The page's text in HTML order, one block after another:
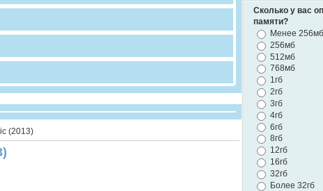
(2013)
Сколько у вас
памяти?
Менее 256мб
256мб
512мб
768мб
1гб
2гб
3гб
4гб
6гб
8гб
12гб
16гб
32гб
Более 32гб